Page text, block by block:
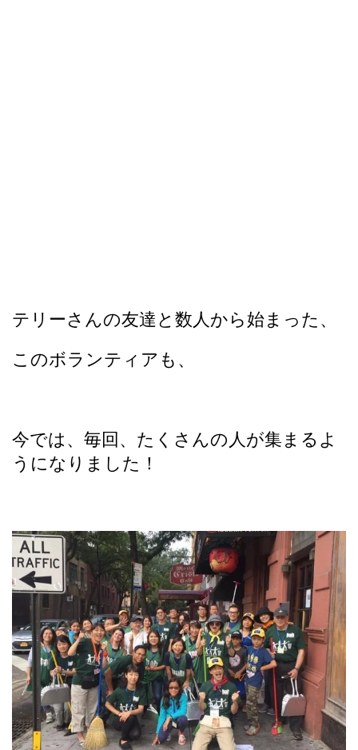
テリーさんの友達と数人から始まった、
このボランティアも、
今では、毎回、たくさんの人が集まるよ
うになりました！